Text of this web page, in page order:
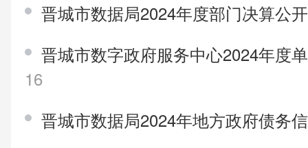
晋城市数据局2024年度部门决算公
晋城市数字政府服务中心2024年度
16
晋城市数据局2024年地方政府债务